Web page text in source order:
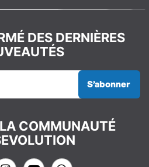
DES DERNIÈRES
S’abonner
COMMUNAUTÉ